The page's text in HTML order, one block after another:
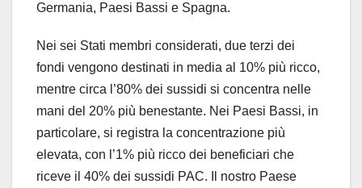
Germania, Paesi Bassi e Spagna.
Nei sei Stati membri considerati, due terzi dei
fondi vengono destinati in media al 10% più ricco,
mentre circa l’80% dei sussidi si concentra nelle
mani del 20% più benestante. Nei Paesi Bassi, in
particolare, si registra la concentrazione più
elevata, con l’1% più ricco dei beneficiari che
riceve il 40% dei sussidi PAC. Il nostro Paese